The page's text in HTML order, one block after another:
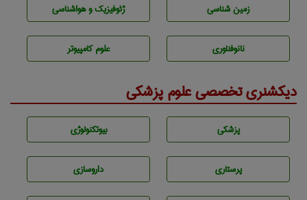
زمين شناسی ژئوفيزيك و هواشناسی
نانوفناوری علوم کامپیوتر
دیکشنری تخصصی علوم پزشکی
پزشكی بيوتكنولوژی
پرستاری داروسازی